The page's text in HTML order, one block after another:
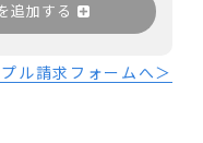
追加する
ル請求フォームへ＞